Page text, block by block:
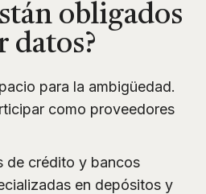
obligados
datos?
para la ambigüedad.
como proveedores
de crédito y bancos
en depósitos y